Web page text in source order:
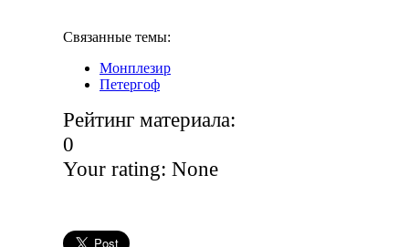
Связанные темы:
Монплезир
Петергоф
Рейтинг материала:
0
Your rating: None